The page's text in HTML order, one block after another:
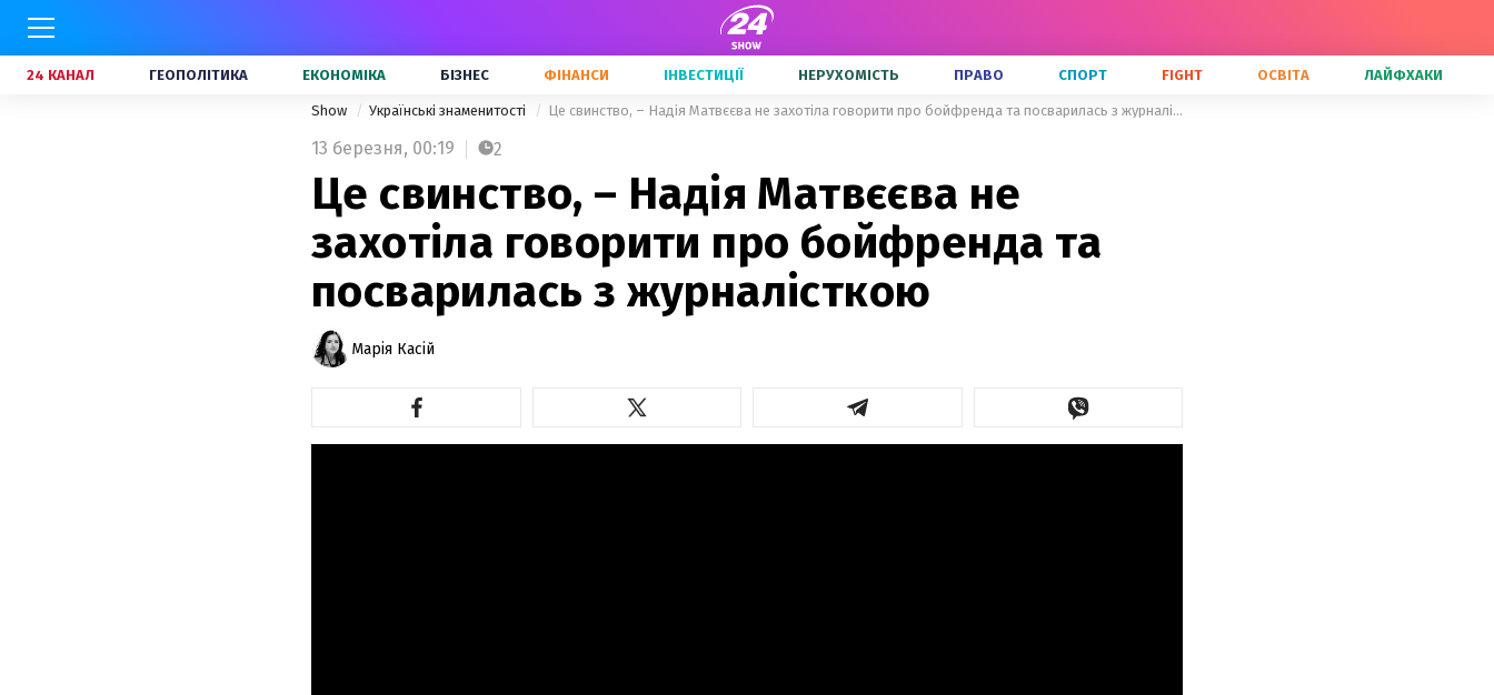
24 КАНАЛ ГЕОПОЛІТИКА ЕКОНОМІКА БІЗНЕС ФІНАНСИ ІНВЕСТИЦІЇ НЕРУХОМІСТЬ ПРАВО СПОРТ FIGHT ОСВІТА ЛАЙФХАКИ
Show Українські знаменитості Це свинство, – Надія Матвєєва не захотіла говорити про бойфренда та посварилась з журналісткою
13 березня, 00:19 2
Це свинство, – Надія Матвєєва не
захотіла говорити про бойфренда та
посварилась з журналісткою
Марія Касій